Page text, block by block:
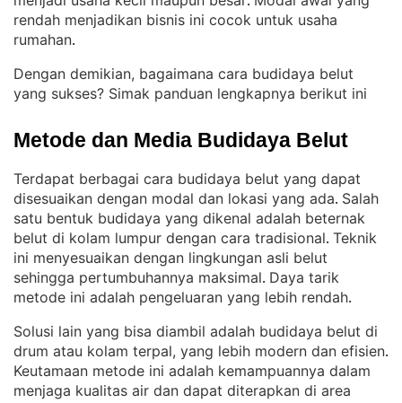
rendah menjadikan bisnis ini cocok untuk usaha
rumahan.
Dengan demikian, bagaimana cara budidaya belut
yang sukses? Simak panduan lengkapnya berikut ini
Metode dan Media Budidaya Belut
Terdapat berbagai cara budidaya belut yang dapat
disesuaikan dengan modal dan lokasi yang ada. Salah
satu bentuk budidaya yang dikenal adalah beternak
belut di kolam lumpur dengan cara tradisional. Teknik
ini menyesuaikan dengan lingkungan asli belut
sehingga pertumbuhannya maksimal. Daya tarik
metode ini adalah pengeluaran yang lebih rendah.
Solusi lain yang bisa diambil adalah budidaya belut di
drum atau kolam terpal, yang lebih modern dan efisien
Keutamaan metode ini adalah kemampuannya dalam
menjaga kualitas air dan dapat diterapkan di area